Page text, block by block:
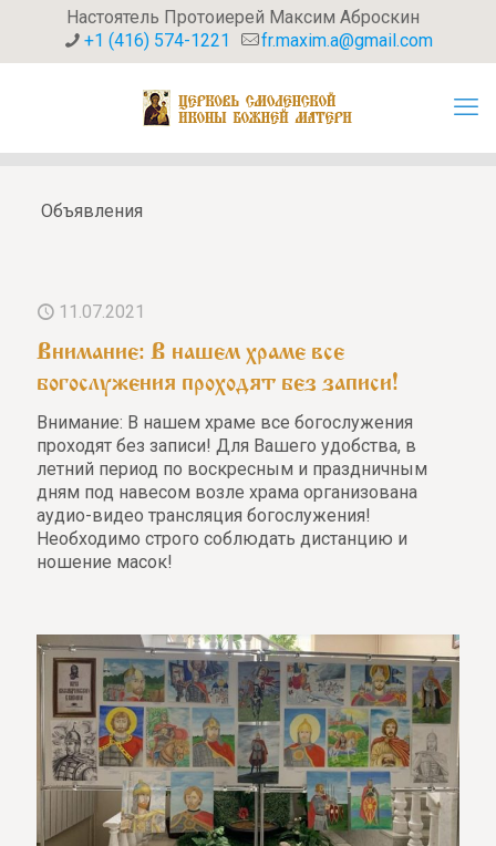
Настоятель Протоиерей Максим Аброскин
+1 (416) 574-1221
fr.maxim.a@gmail.com
Объявления
11.07.2021
Внимание: В нашем храме все
богослужения проходят без записи!
Внимание: В нашем храме все богослужения
проходят без записи! Для Вашего удобства, в
летний период по воскресным и праздничным
дням под навесом возле храма организована
аудио-видео трансляция богослужения!
Необходимо строго соблюдать дистанцию и
ношение масок!